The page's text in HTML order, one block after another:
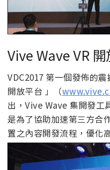
Vive Wave VR
VDC2017 第一個發佈的
開放平台 」（
出，Vive Wave 集開發工
是為了協助加速第三方合
置之內容開發流程，優化